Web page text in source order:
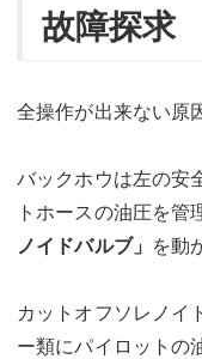
故障探求
全操作が出来ない原
バックホウは左の安
トホースの油圧を管
ノイドバルブ」 を動
カットオフソレノイ
ー類にパイロットの